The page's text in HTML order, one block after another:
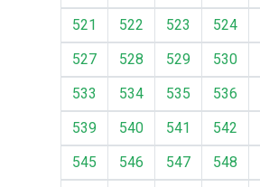
521
522 523 524
527
528 529 530
533
534 535 536
539
540 541 542
545
546 547 548